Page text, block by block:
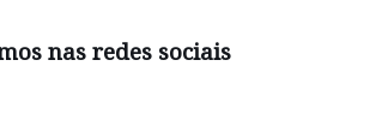
nas redes sociais